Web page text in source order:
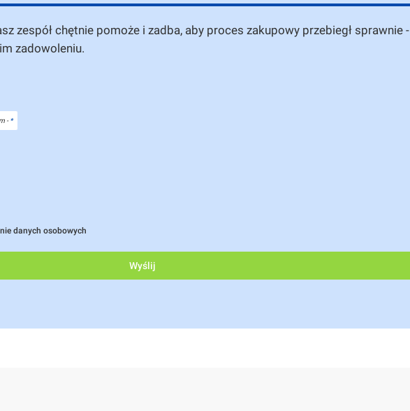
zespół chętnie pomoże i zadba, aby proces zakupowy przebiegł sprawnie -
zadowoleniu.
-*
danych osobowych
Wyślij